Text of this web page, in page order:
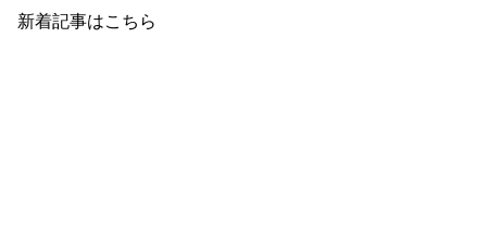
新着記事はこちら